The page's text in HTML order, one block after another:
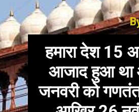
हमारा देश 15
आजाद हुआ था
जनवरी को